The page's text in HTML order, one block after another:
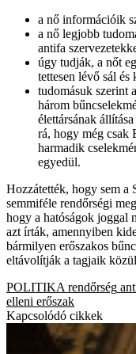
a nő információik
a nő legjobb
antifa
úgy tudják, a nőt
tettesen lévő sál
tudomásuk szerint
három
élettársának
rá, hogy még csak
harmadik
egyedül.
Hozzátették, hogy sem a
semmiféle rendőrségi
hogy a hatóságok joggal
azt írták, amennyiben
bármilyen erőszakos
eltávolítják a tagjaik
POLITIKA rendőrség
elleni erőszak
Kapcsolódó cikkek